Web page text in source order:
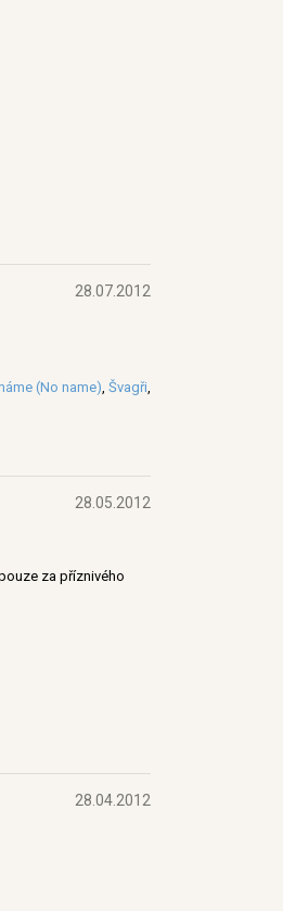
28.07.2012
(No name), Švagři,
28.05.2012
za příznivého
28.04.2012